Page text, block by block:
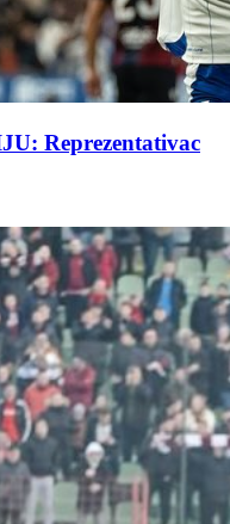
Reprezentativac